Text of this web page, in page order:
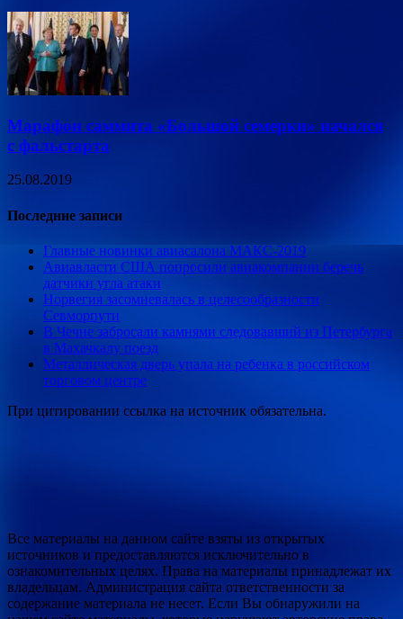
Марафон саммита «Большой семерки» начался
с фальстарта
25.08.2019
Последние записи
Главные новинки авиасалона МАКС-2019
Авиавласти США попросили авиакомпании беречь
датчики угла атаки
Норвегия засомневалась в целесообразности
Севморпути
В Чечне забросали камнями следовавший из Петербурга
в Махачкалу поезд
Металлическая дверь упала на ребенка в российском
торговом центре
При цитировании ссылка на источник обязательна.
Все материалы на данном сайте взяты из открытых
источников и предоставляются исключительно в
ознакомительных целях. Права на материалы принадлежат их
владельцам. Администрация сайта ответственности за
содержание материала не несет. Если Вы обнаружили на